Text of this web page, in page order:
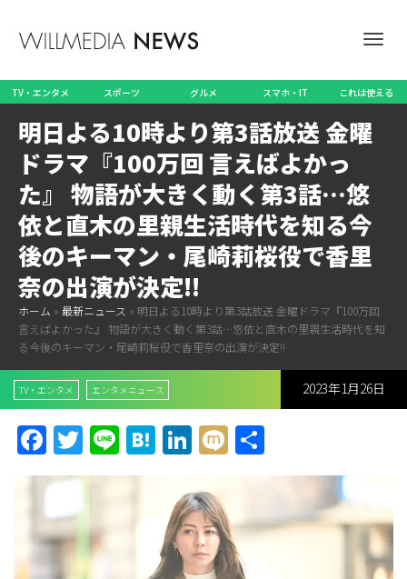
ー
シ
ン
TV・エンタメ スポーツ グルメ スマホ・IT これは使える
明日よる10時より第3話放送 金曜
ドラマ『100万回 言えばよかっ
た』 物語が大きく動く第3話…悠
依と直木の里親生活時代を知る今
後のキーマン・尾崎莉桜役で香里
奈の出演が決定!!
ホーム » 最新ニュース » 明日よる10時より第3話放送 金曜ドラマ『100万回
言えばよかった』 物語が大きく動く第3話…悠依と直木の里親生活時代を知
る今後のキーマン・尾崎莉桜役で香里奈の出演が決定!!
TV・エンタメ エンタメニュース 2023年1月26日
Facebook
Twitter
LineHatena
LinkedIn
Mixi
有